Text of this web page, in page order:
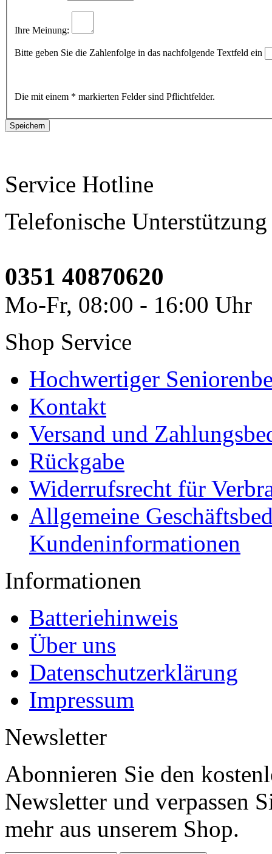
Ihre Meinung:
Bitte geben Sie die Zahlenfolge in das nachfolgende Textfeld ein
Die mit einem * markierten Felder sind Pflichtfelder.
Service Hotline
Telefonische
0351 40870620
Mo-Fr, 08:00 - 16:00 Uhr
Shop Service
Hochwertiger
Kontakt
Versand und
Rückgabe
Widerrufsrecht für
Allgemeine
Kundeninformationen
Informationen
Batteriehinweis
Über uns
Datenschutzerklärung
Impressum
Newsletter
Abonnieren Sie den
Newsletter und verpassen
mehr aus unserem Shop.